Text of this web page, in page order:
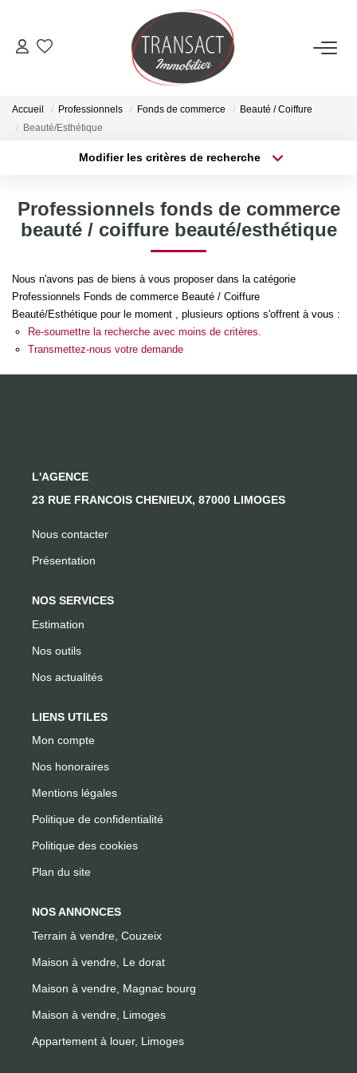
ACCUEIL
ESTIMER
NOTRE AGENCE
Qui Sommes-Nous
Nos Actualités
Accueil Professionnels Fonds de commerce
Beauté / Coiffure
Beauté/Esthétique
Modifier les critères de recherche
Sélectionnez...
Type de bien
Surface min
Créer une alerte
Professionnels fonds de commerce
beauté / coiffure beauté/esthétique
Nous n'avons pas de biens à vous proposer dans la catégorie
Professionnels Fonds de commerce Beauté / Coiffure
Beauté/Esthétique pour le moment , plusieurs options s'offrent à vous :
Re-soumettre la recherche avec moins de critères.
Transmettez-nous votre demande
L'AGENCE
23 RUE FRANCOIS CHENIEUX, 87000 LIMOGES
Nous contacter
Présentation
NOS SERVICES
Estimation
Nos outils
Nos actualités
LIENS UTILES
Mon compte
Nos honoraires
Mentions légales
Politique de confidentialité
Politique des cookies
Plan du site
NOS ANNONCES
Terrain à vendre, Couzeix
Maison à vendre, Le dorat
Maison à vendre, Magnac bourg
Maison à vendre, Limoges
Appartement à louer, Limoges